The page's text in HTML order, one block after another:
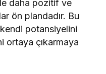
daha pozitif ve
ön plandadır. Bu
potansiyelini
ortaya çıkarmaya